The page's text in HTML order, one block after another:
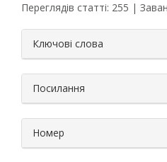
Переглядів статті: 255 |
Ключові слова
Посилання
Номер